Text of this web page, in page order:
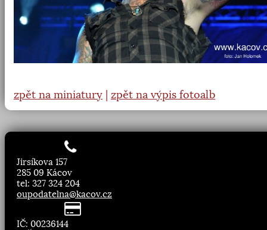
zpět na miniatury zpět na výpis fotoalb
Jirsíkova 157
285 09 Kácov
tel: 327 324 204
oupodatelna@kacov.cz
IČ: 00236144